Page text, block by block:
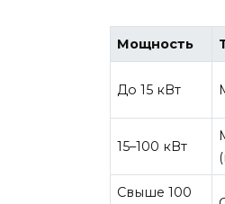
Мощность
До 15 кВт
15–100 кВт
Свыше 100